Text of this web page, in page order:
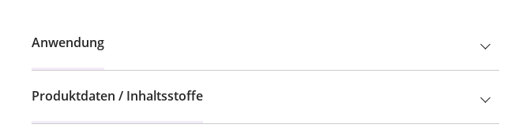
Anwendung
Produktdaten / Inhaltsstoffe